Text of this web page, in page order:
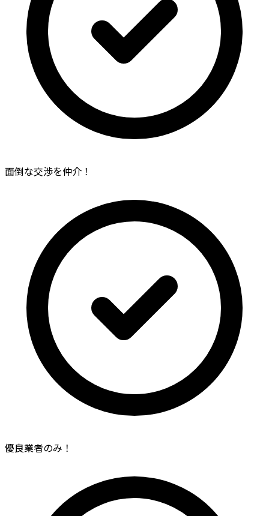
面倒な交渉を仲介！
優良業者のみ！